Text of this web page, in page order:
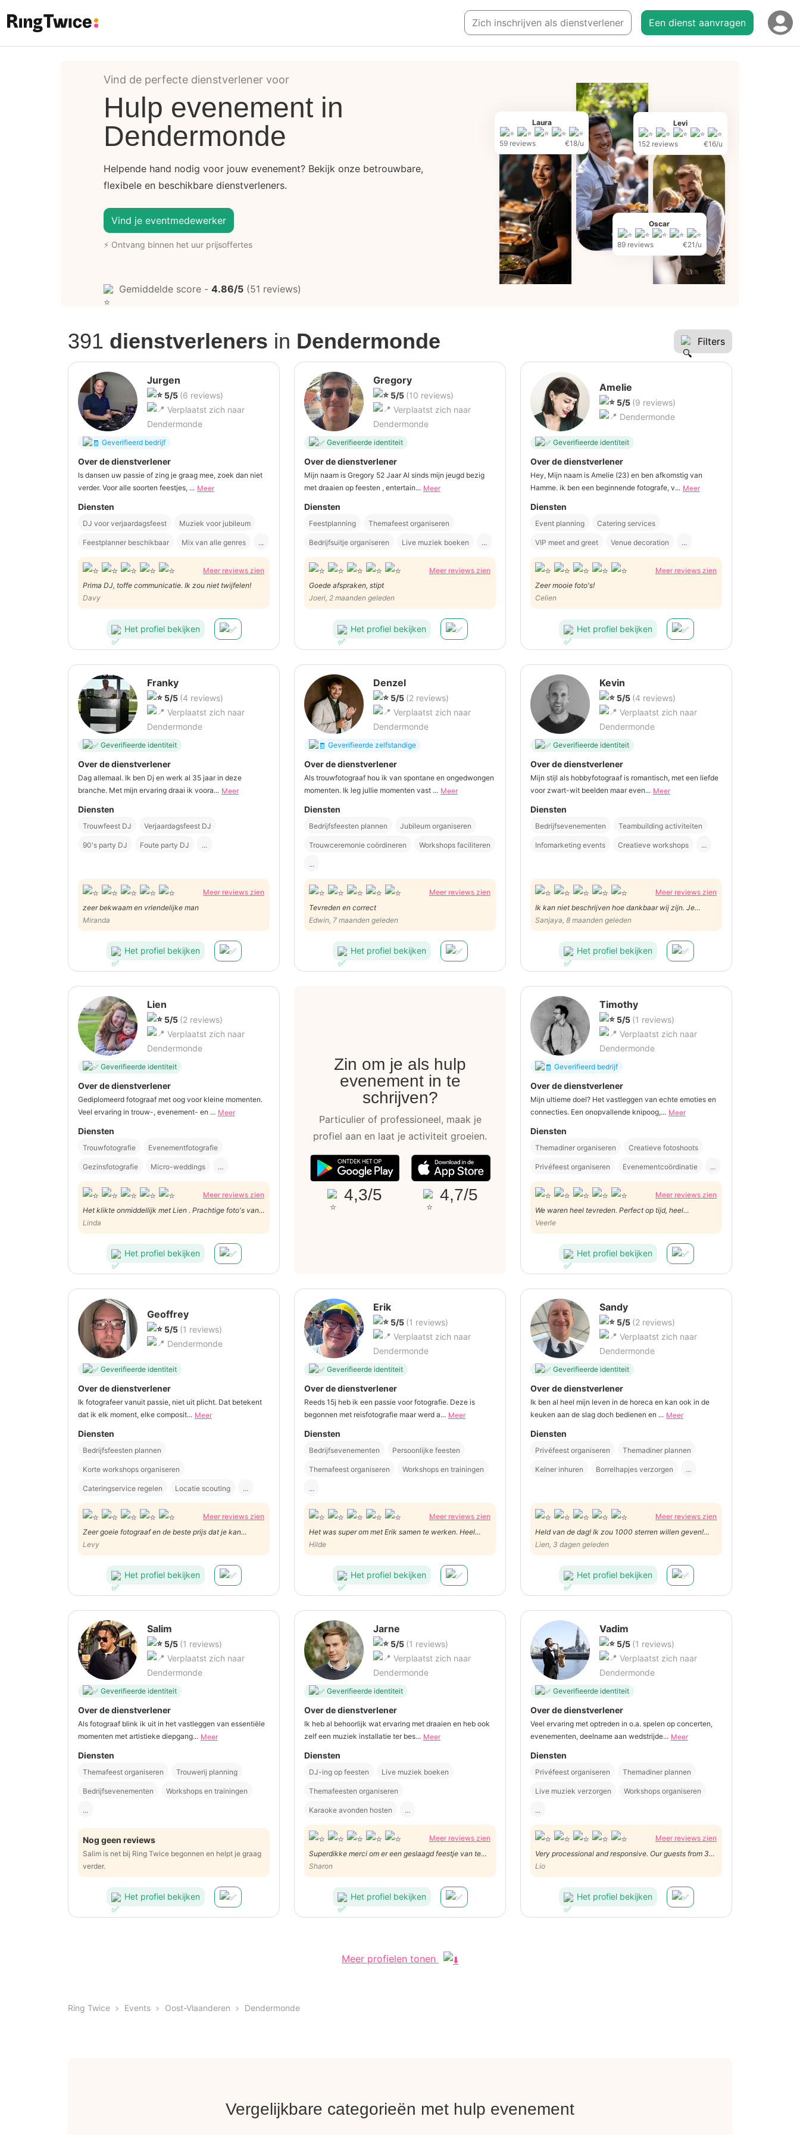
Zich inschrijven als dienstverlener Een dienst aanvragen
Laura
59 reviews €18/u
Oscar
89 reviews €21/u
Levi
152 reviews €16/u
Vind de perfecte dienstverlener voor
Hulp evenement in
Dendermonde
Helpende hand nodig voor jouw evenement? Bekijk onze betrouwbare,
flexibele en beschikbare dienstverleners.
Vind je eventmedewerker
⚡ Ontvang binnen het uur prijsoffertes
Gemiddelde score - 4.86/5 (51 reviews)
391 dienstverleners in Dendermonde Filters
Jurgen
5/5 (6 reviews)
Verplaatst zich naar
Dendermonde
Geverifieerd bedrijf
Over de dienstverlener
Is dansen uw passie of zing je graag mee, zoek dan niet
verder. Voor alle soorten feestjes, ... Meer
Diensten
DJ voor verjaardagsfeest Muziek voor jubileum
Feestplanner beschikbaar Mix van alle genres ...
Meer reviews zien
Prima DJ, toffe communicatie. Ik zou niet twijfelen!
Davy
Het profiel bekijken
Gregory
5/5 (10 reviews)
Verplaatst zich naar
Dendermonde
Geverifieerde identiteit
Over de dienstverlener
Mijn naam is Gregory 52 Jaar Al sinds mijn jeugd bezig
met draaien op feesten , entertain... Meer
Diensten
Feestplanning Themafeest organiseren
Bedrijfsuitje organiseren Live muziek boeken ...
Meer reviews zien
Goede afspraken, stipt
Joeri, 2 maanden geleden
Het profiel bekijken
Amelie
5/5 (9 reviews)
Dendermonde
Geverifieerde identiteit
Over de dienstverlener
Hey, Mijn naam is Amelie (23) en ben afkomstig van
Hamme. ik ben een beginnende fotografe, v... Meer
Diensten
Event planning Catering services
VIP meet and greet Venue decoration ...
Meer reviews zien
Zeer mooie foto's!
Celien
Het profiel bekijken
Franky
5/5 (4 reviews)
Verplaatst zich naar
Dendermonde
Geverifieerde identiteit
Over de dienstverlener
Dag allemaal. Ik ben Dj en werk al 35 jaar in deze
branche. Met mijn ervaring draai ik voora... Meer
Diensten
Trouwfeest DJ Verjaardagsfeest DJ
90's party DJ Foute party DJ ...
Meer reviews zien
zeer bekwaam en vriendelijke man
Miranda
Het profiel bekijken
Denzel
5/5 (2 reviews)
Verplaatst zich naar
Dendermonde
Geverifieerde zelfstandige
Over de dienstverlener
Als trouwfotograaf hou ik van spontane en ongedwongen
momenten. Ik leg jullie momenten vast ... Meer
Diensten
Bedrijfsfeesten plannen Jubileum organiseren
Trouwceremonie coördineren Workshops faciliteren
...
Meer reviews zien
Tevreden en correct
Edwin, 7 maanden geleden
Het profiel bekijken
Kevin
5/5 (4 reviews)
Verplaatst zich naar
Dendermonde
Geverifieerde identiteit
Over de dienstverlener
Mijn stijl als hobbyfotograaf is romantisch, met een liefde
voor zwart-wit beelden maar even... Meer
Diensten
Bedrijfsevenementen Teambuilding activiteiten
Infomarketing events Creatieve workshops ...
Meer reviews zien
Ik kan niet beschrijven hoe dankbaar wij zijn. Je
mengelde perfect in ons familie. En dat we precies
elkaar jaren kende.De spontane foto’s waren zoals
verwacht, subliem. Heel erg bedankt dat jij ons
fotograaf mocht zijn.
Sanjaya, 8 maanden geleden
Het profiel bekijken
Lien
5/5 (2 reviews)
Verplaatst zich naar
Dendermonde
Geverifieerde identiteit
Over de dienstverlener
Gediplomeerd fotograaf met oog voor kleine momenten.
Veel ervaring in trouw-, evenement- en ... Meer
Diensten
Trouwfotografie Evenementfotografie
Gezinsfotografie Micro-weddings ...
Meer reviews zien
Het klikte onmiddellijk met Lien . Prachtige foto's van
ons huwelijk. Nochtans niet gemakkelijk met 7
kinderen die niet stil kunnen zitten .Ik zal Lien zeker
nog vragen in de toekomst.
Linda
Het profiel bekijken
Zin om je als hulp
evenement in te
schrijven?
Particulier of professioneel, maak je
profiel aan en laat je activiteit groeien.
4,3/5 4,7/5
Timothy
5/5 (1 reviews)
Verplaatst zich naar
Dendermonde
Geverifieerd bedrijf
Over de dienstverlener
Mijn ultieme doel? Het vastleggen van echte emoties en
connecties. Een onopvallende knipoog,... Meer
Diensten
Themadiner organiseren Creatieve fotoshoots
Privéfeest organiseren Evenementcoördinatie ...
Meer reviews zien
We waren heel tevreden. Perfect op tijd, heel
professioneel en vriendelijk!
Veerle
Het profiel bekijken
Geoffrey
5/5 (1 reviews)
Dendermonde
Geverifieerde identiteit
Over de dienstverlener
Ik fotografeer vanuit passie, niet uit plicht. Dat betekent
dat ik elk moment, elke composit... Meer
Diensten
Bedrijfsfeesten plannen
Korte workshops organiseren
Cateringservice regelen Locatie scouting ...
Meer reviews zien
Zeer goeie fotograaf en de beste prijs dat je kan
vinden,de foto's van onze voetbalmatch waren van
topkwaliteit!(zeker een aandrader)
Levy
Het profiel bekijken
Erik
5/5 (1 reviews)
Verplaatst zich naar
Dendermonde
Geverifieerde identiteit
Over de dienstverlener
Reeds 15j heb ik een passie voor fotografie. Deze is
begonnen met reisfotografie maar werd a... Meer
Diensten
Bedrijfsevenementen Persoonlijke feesten
Themafeest organiseren Workshops en trainingen
...
Meer reviews zien
Het was super om met Erik samen te werken. Heel
flexibel voor een lastminute opdracht. Ook prachtige
foto's gemaakt. Heel blij met de samenwerking.
Hilde
Het profiel bekijken
Sandy
5/5 (2 reviews)
Verplaatst zich naar
Dendermonde
Geverifieerde identiteit
Over de dienstverlener
Ik ben al heel mijn leven in de horeca en kan ook in de
keuken aan de slag doch bedienen en ... Meer
Diensten
Privéfeest organiseren Themadiner plannen
Kelner inhuren Borrelhapjes verzorgen ...
Meer reviews zien
Held van de dag! Ik zou 1000 sterren willen geven!
Wat een ervaring en professionaliteit. Een enorme
aanrader! Heel erg bedankt, Sandy.
Lien, 3 dagen geleden
Het profiel bekijken
Salim
5/5 (1 reviews)
Verplaatst zich naar
Dendermonde
Geverifieerde identiteit
Over de dienstverlener
Als fotograaf blink ik uit in het vastleggen van essentiële
momenten met artistieke diepgang... Meer
Diensten
Themafeest organiseren Trouwerij planning
Bedrijfsevenementen Workshops en trainingen
...
Nog geen reviews
Salim is net bij Ring Twice begonnen en helpt je graag
verder.
Het profiel bekijken
Jarne
5/5 (1 reviews)
Verplaatst zich naar
Dendermonde
Geverifieerde identiteit
Over de dienstverlener
Ik heb al behoorlijk wat ervaring met draaien en heb ook
zelf een muziek installatie ter bes... Meer
Diensten
DJ-ing op feesten Live muziek boeken
Themafeesten organiseren
Karaoke avonden hosten ...
Meer reviews zien
Superdikke merci om er een geslaagd feestje van te
maken!!
Sharon
Het profiel bekijken
Vadim
5/5 (1 reviews)
Verplaatst zich naar
Dendermonde
Geverifieerde identiteit
Over de dienstverlener
Veel ervaring met optreden in o.a. spelen op concerten,
evenementen, deelname aan wedstrijde... Meer
Diensten
Privéfeest organiseren Themadiner plannen
Live muziek verzorgen Workshops organiseren
...
Meer reviews zien
Very processional and responsive. Our guests from 30
countries were delighted
Lio
Het profiel bekijken
Meer profielen tonen
Ring Twice Events Oost-Vlaanderen Dendermonde
Vergelijkbare categorieën met hulp evenement